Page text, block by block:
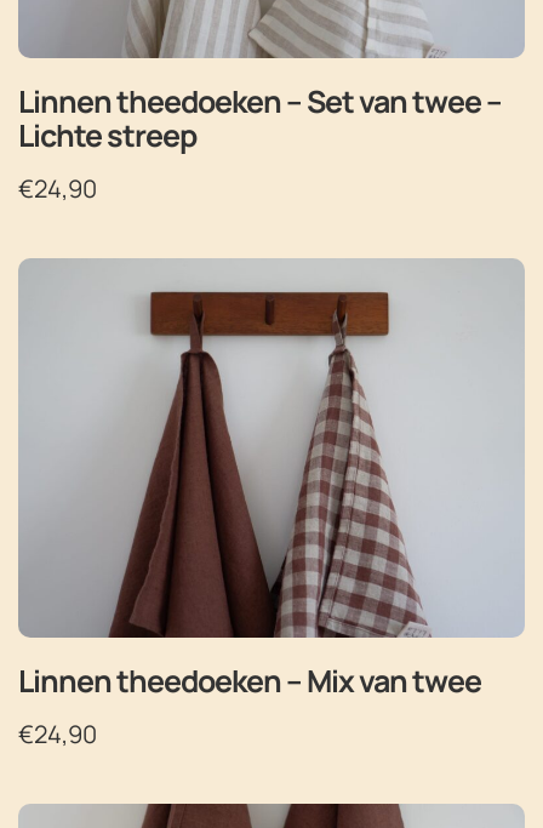
Linnen theedoeken – Set van twee –
Lichte streep
€24,90
Linnen theedoeken – Mix van twee
€24,90